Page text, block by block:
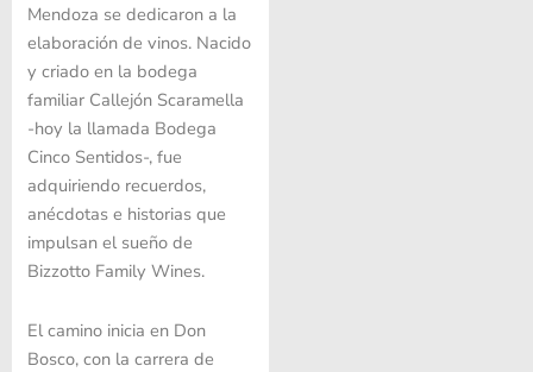
Mendoza se dedicaron a la
elaboración de vinos. Nacido
y criado en la bodega
familiar Callejón Scaramella
-hoy la llamada Bodega
Cinco Sentidos-, fue
adquiriendo recuerdos,
anécdotas e historias que
impulsan el sueño de
Bizzotto Family Wines.
El camino inicia en Don
Bosco, con la carrera de